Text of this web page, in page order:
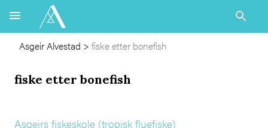
Asgeir Alvestad > fiske etter bonefish
fiske etter bonefish
Asgeirs fiskeskole (tropisk fluefiske)